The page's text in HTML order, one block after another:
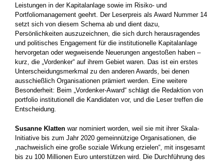
Leistungen in der Kapitalanlage sowie im Risiko- und
Portfoliomanagement geehrt. Der Leserpreis als Award Nummer 14
setzt sich von diesem Schema ab und dient dazu,
Persönlichkeiten auszuzeichnen, die sich durch ­herausragendes
und politisches Engagement für die institutionelle Kapitalanlage
hervorgetan oder wegweisende Neuerungen angestoßen haben –
kurz, die „Vordenker“ auf ihrem Gebiet waren. Das ist ein erstes
Unterscheidungsmerkmal zu den anderen Awards, bei denen
ausschießlich Organisationen prämiert werden. Eine weitere
Besonderheit: Beim „Vordenker-Award“ schlägt die Redaktion von
portfolio institutionell die Kandidaten vor, und die Leser treffen die
Entscheidung.
Susanne Klatten war nominiert worden, weil sie mit ­ihrer Skala-
Initiative bis zum Jahr 2020 gemeinnützige Organisationen, die
„nachweislich eine große soziale ­Wirkung erzielen“, mit insgesamt
bis zu 100 ­Millionen ­Euro unterstützen wird. Die Durchführung des